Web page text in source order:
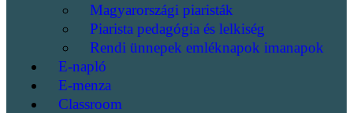
Magyarországi piaristák
Piarista pedagógia és lelkiség
Rendi ünnepek emléknapok imanapok
E-napló
E-menza
Classroom